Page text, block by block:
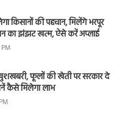
किसानों की पहचान, मिलेंगे भरपूर
का झंझट खत्म, ऐसे करें अप्लाई
फूलों की खेती पर सरकार दे
कैसे मिलेगा लाभ